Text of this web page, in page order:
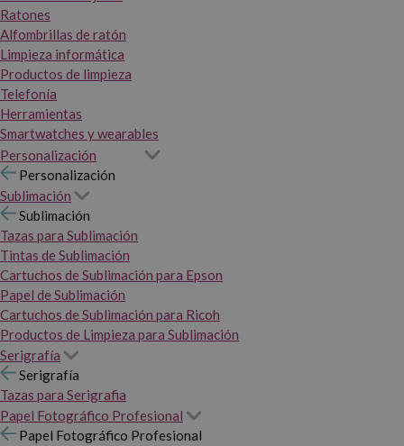
Ratones
Alfombrillas de ratón
Limpieza informática
Productos de limpieza
Telefonía
Herramientas
Smartwatches y wearables
Personalización
Personalización
Sublimación
Sublimación
Tazas para Sublimación
Tintas de Sublimación
Cartuchos de Sublimación para Epson
Papel de Sublimación
Cartuchos de Sublimación para Ricoh
Productos de Limpieza para Sublimación
Serigrafía
Serigrafía
Tazas para Serigrafia
Papel Fotográfico Profesional
Papel Fotográfico Profesional